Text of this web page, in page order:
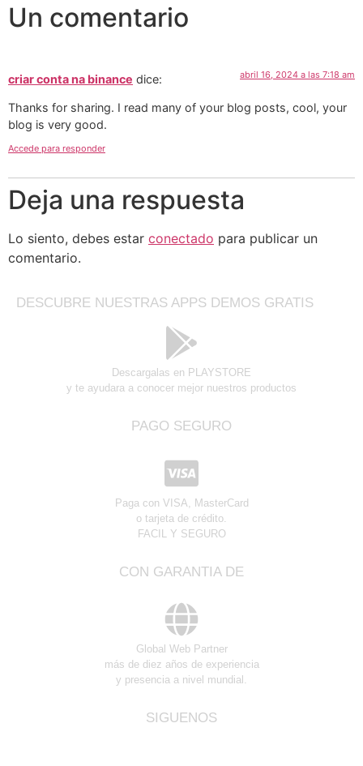
Un comentario
criar conta na binance dice: abril 16, 2024 a las 7:18 am
Thanks for sharing. I read many of your blog posts, cool, your
blog is very good.
Accede para responder
Deja una respuesta
Lo siento, debes estar conectado para publicar un
comentario.
DESCUBRE NUESTRAS APPS DEMOS GRATIS
Descargalas en PLAYSTORE
y te ayudara a conocer mejor nuestros productos
PAGO SEGURO
Paga con VISA, MasterCard
o tarjeta de crédito.
FACIL Y SEGURO
CON GARANTIA DE
Global Web Partner
más de diez años de experiencia
y presencia a nivel mundial.
SIGUENOS